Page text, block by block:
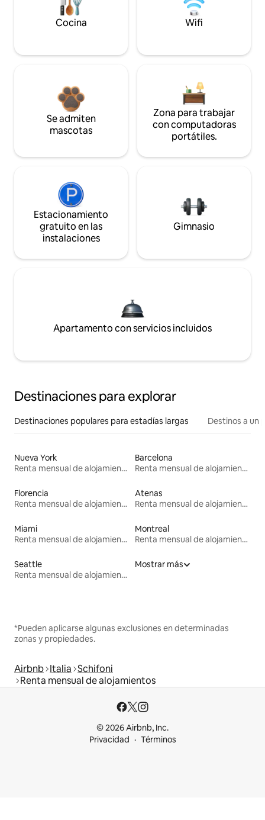
Cocina Wifi
Se admiten
mascotas
Zona para trabajar
con computadoras
portátiles.
Estacionamiento
gratuito en las
instalaciones
Gimnasio
Apartamento con servicios incluidos
Destinaciones para explorar
Destinaciones populares para estadías largas Destinos a un
Nueva York
Renta mensual de alojamientos
Barcelona
Renta mensual de alojamientos
Florencia
Renta mensual de alojamientos
Atenas
Renta mensual de alojamientos
Miami
Renta mensual de alojamientos
Montreal
Renta mensual de alojamientos
Seattle
Renta mensual de alojamientos
Mostrar más
*Pueden aplicarse algunas exclusiones en determinadas
zonas y propiedades.
Airbnb Italia Schifoni
Renta mensual de alojamientos
© 2026 Airbnb, Inc.
Privacidad
Términos